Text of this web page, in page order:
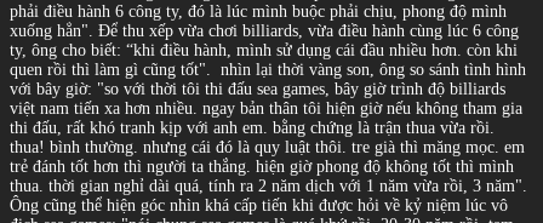
phải điều hành 6 công ty, đó là lúc mình buộc phải chịu, phong độ mình
xuống hẳn". Để thu xếp vừa chơi billiards, vừa điều hành cùng lúc 6 công
ty, ông cho biết: “khi điều hành, mình sử dụng cái đầu nhiều hơn. còn khi
quen rồi thì làm gì cũng tốt".
nhìn lại thời vàng son, ông so sánh tình hình
với bây giờ: "so với thời tôi thi đấu sea games, bây giờ trình độ billiards
việt nam tiến xa hơn nhiều. ngay bản thân tôi hiện giờ nếu không tham gia
thi đấu, rất khó tranh kịp với anh em. bằng chứng là trận thua vừa rồi.
thua! bình thường. nhưng cái đó là quy luật thôi. tre già thì măng mọc. em
trẻ đánh tốt hơn thì người ta thắng. hiện giờ phong độ không tốt thì mình
thua. thời gian nghỉ dài quá, tính ra 2 năm dịch với 1 năm vừa rồi, 3 năm".
Ông cũng thể hiện góc nhìn khá cấp tiến khi được hỏi về kỷ niệm lúc vô